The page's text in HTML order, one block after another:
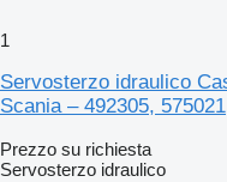
1
Servosterzo idraulico
Scania – 492305,
Prezzo su richiesta
Servosterzo idraulico